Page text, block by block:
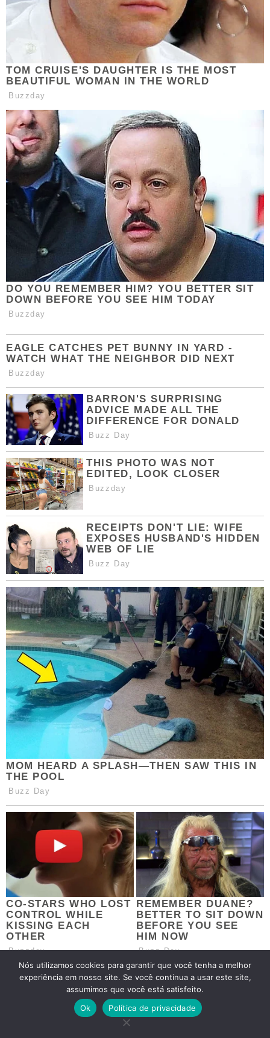
Nós utilizamos cookies para garantir que você tenha a melhor
experiência em nosso site. Se você continua a usar este site,
assumimos que você está satisfeito.
Ok
Política de privacidade